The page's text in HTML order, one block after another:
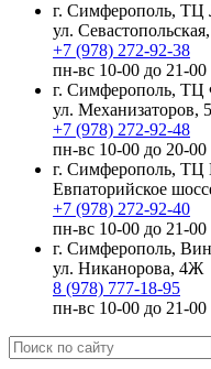
г. Симферополь, ТЦ
ул.
+7 (978) 272-92-38
пн-вс 10-00 до 21-00
г. Симферополь,
ул. Механизаторов,
+7 (978) 272-92-48
пн-вс 10-00 до 20-00
г. Симферополь,
Евпаторийское
+7 (978) 272-92-40
пн-вс 10-00 до 21-00
г. Симферополь,
ул. Никанорова, 4Ж
8 (978) 777-18-95
пн-вс 10-00 до 21-00